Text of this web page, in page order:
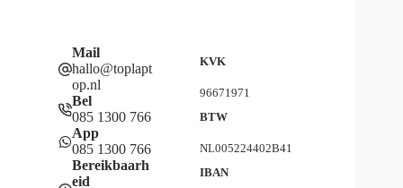
Mail
hallo@toplapt
op.nl
Bel
085 1300 766
App
085 1300 766
Bereikbaarh
eid
KVK
96671971
BTW
NL005224402B41
IBAN